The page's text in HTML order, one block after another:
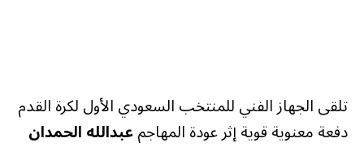
تلقى الجهاز الفني للمنتخب السعودي الأول لكرة القدم
دفعة معنوية قوية إثر عودة المهاجمعبدالله الحمدان